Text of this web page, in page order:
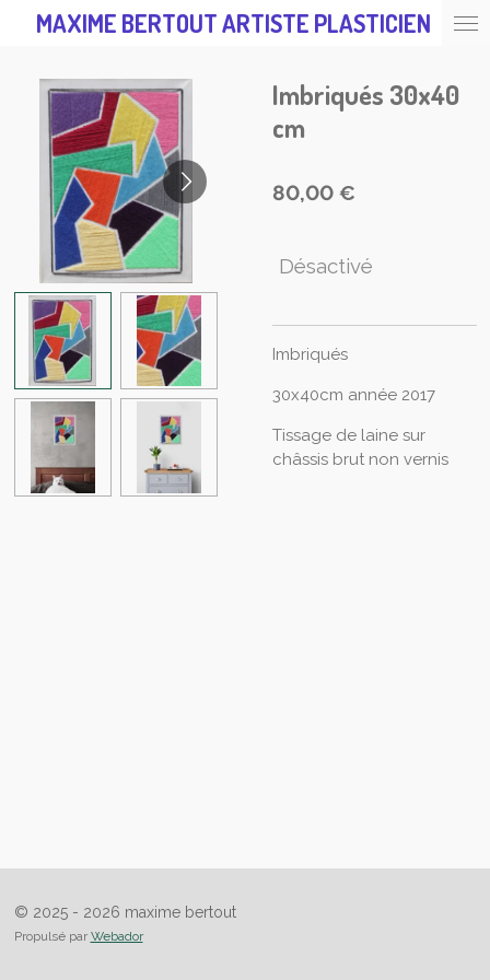
Passer
principal
MAXIME BERTOUT ARTISTE PLASTICIEN
Imbriqués 30x40
cm
80,00 €
Désactivé
Imbriqués
30x40cm année 2017
Tissage de laine sur
châssis brut non vernis
© 2025 - 2026 maxime bertout
Propulsé par Webador